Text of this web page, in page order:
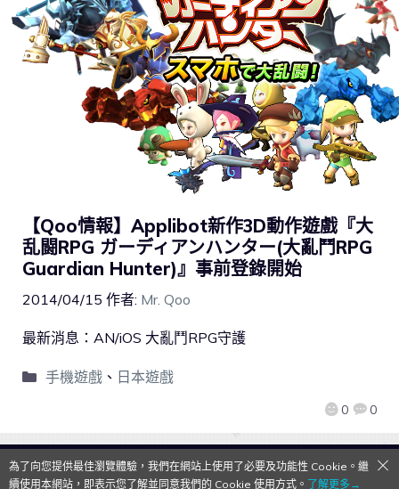
【Qoo情報】Applibot新作3D動作遊戲『大
乱闘RPG ガーディアンハンター(大亂鬥RPG
Guardian Hunter)』事前登錄開始
2014/04/15 作者: Mr. Qoo
0 0
最新消息：AN/iOS 大亂鬥RPG守護
手機遊戲、 日本遊戲
QooApp Limited © 2026
為了向您提供最佳瀏覽體驗，我們在網站上使用了必要及功能性 Cookie。繼
續使用本網站，即表示您了解並同意我們的 Cookie 使用方式。 了解更多→